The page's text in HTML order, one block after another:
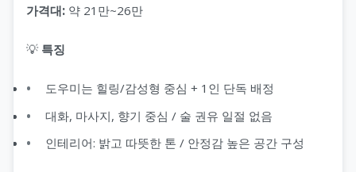
가격대: 약 21만~26만
💡 특징
도우미는 힐링/감성형 중심 + 1인 단독 배정
대화, 마사지, 향기 중심 / 술 권유 일절 없음
인테리어: 밝고 따뜻한 톤 / 안정감 높은 공간 구성